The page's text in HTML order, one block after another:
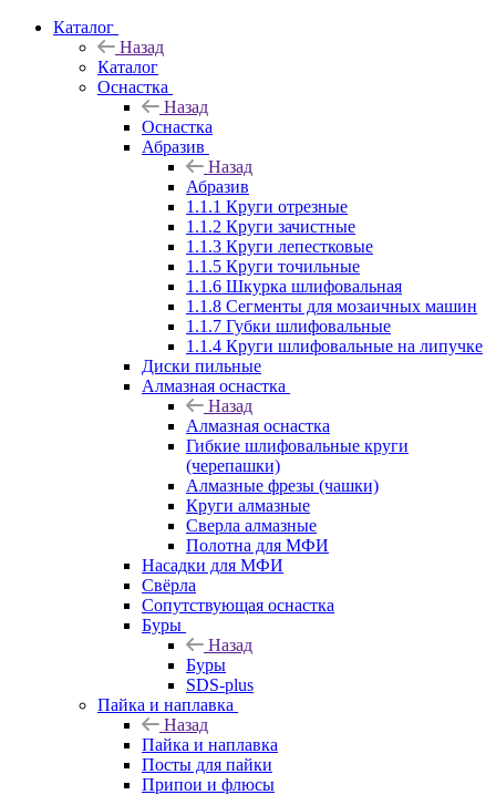
Каталог
Назад
Каталог
Оснастка
Назад
Оснастка
Абразив
Назад
Абразив
1.1.1 Круги отрезные
1.1.2 Круги зачистные
1.1.3 Круги лепестковые
1.1.5 Круги точильные
1.1.6 Шкурка шлифовальная
1.1.8 Сегменты для мозаичных машин
1.1.7 Губки шлифовальные
1.1.4 Круги шлифовальные на липучке
Диски пильные
Алмазная оснастка
Назад
Алмазная оснастка
Гибкие шлифовальные круги
(черепашки)
Алмазные фрезы (чашки)
Круги алмазные
Сверла алмазные
Полотна для МФИ
Насадки для МФИ
Свёрла
Сопутствующая оснастка
Буры
Назад
Буры
SDS-plus
Пайка и наплавка
Назад
Пайка и наплавка
Посты для пайки
Припои и флюсы